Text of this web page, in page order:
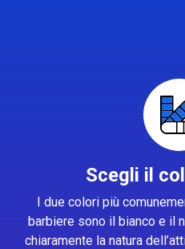
Scegli il
I due colori più
barbiere sono il bianco e il
chiaramente la natura